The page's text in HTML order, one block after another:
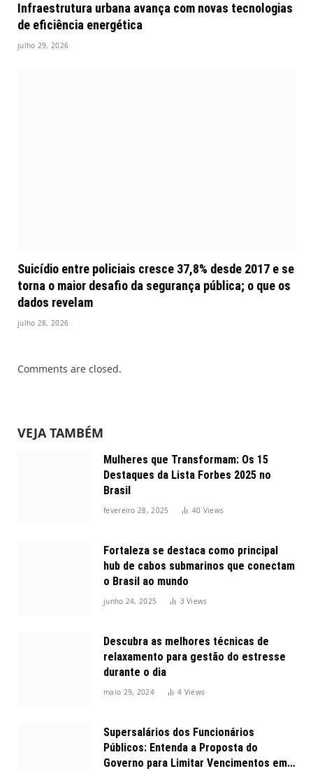
Infraestrutura urbana avança com novas tecnologias
de eficiência energética
julho 29, 2026
Suicídio entre policiais cresce 37,8% desde 2017 e se
torna o maior desafio da segurança pública; o que os
dados revelam
julho 28, 2026
Comments are closed.
VEJA TAMBÉM
Mulheres que Transformam: Os 15
Destaques da Lista Forbes 2025 no
Brasil
fevereiro 28, 2025 40 Views
Fortaleza se destaca como principal
hub de cabos submarinos que conectam
o Brasil ao mundo
junho 24, 2025 3Views
Descubra as melhores técnicas de
relaxamento para gestão do estresse
durante o dia
maio 29, 2024 4 Views
Supersalários dos Funcionários
Públicos: Entenda a Proposta do
Governo para Limitar Vencimentos em